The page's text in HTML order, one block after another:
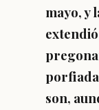
mayo, y
son,